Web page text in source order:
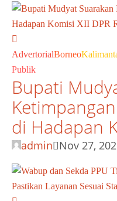
AdvertorialBorneo
Publik
Bupati
di Hadapan
admin Nov 27,